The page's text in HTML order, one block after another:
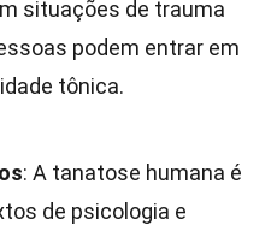
situações de trauma
podem entrar em
tônica.
: A tanatose humana é
de psicologia e